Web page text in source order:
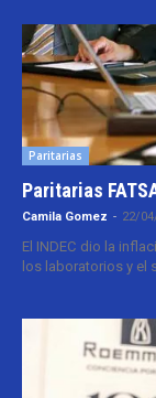
Paritarias
Paritarias
Camila Gomez - 22/
El INDEC dio la
los laboratorios y el